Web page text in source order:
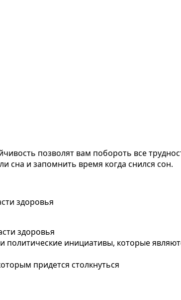
позволят вам побороть все
сна и запомнить время когда снился сон.
здоровья
здоровья
политические инициативы, которые
придется столкнуться